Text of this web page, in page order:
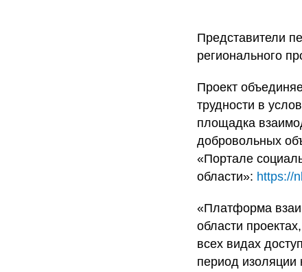
Представители
регионального
Проект
трудности в
площадка
добровольных
«Портале
области»: https://
«Платформа
области
всех видах
период изоляции